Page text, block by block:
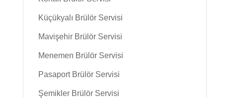
Küçükyalı Brülör Servisi
Mavişehir Brülör Servisi
Menemen Brülör Servisi
Pasaport Brülör Servisi
Şemikler Brülör Servisi